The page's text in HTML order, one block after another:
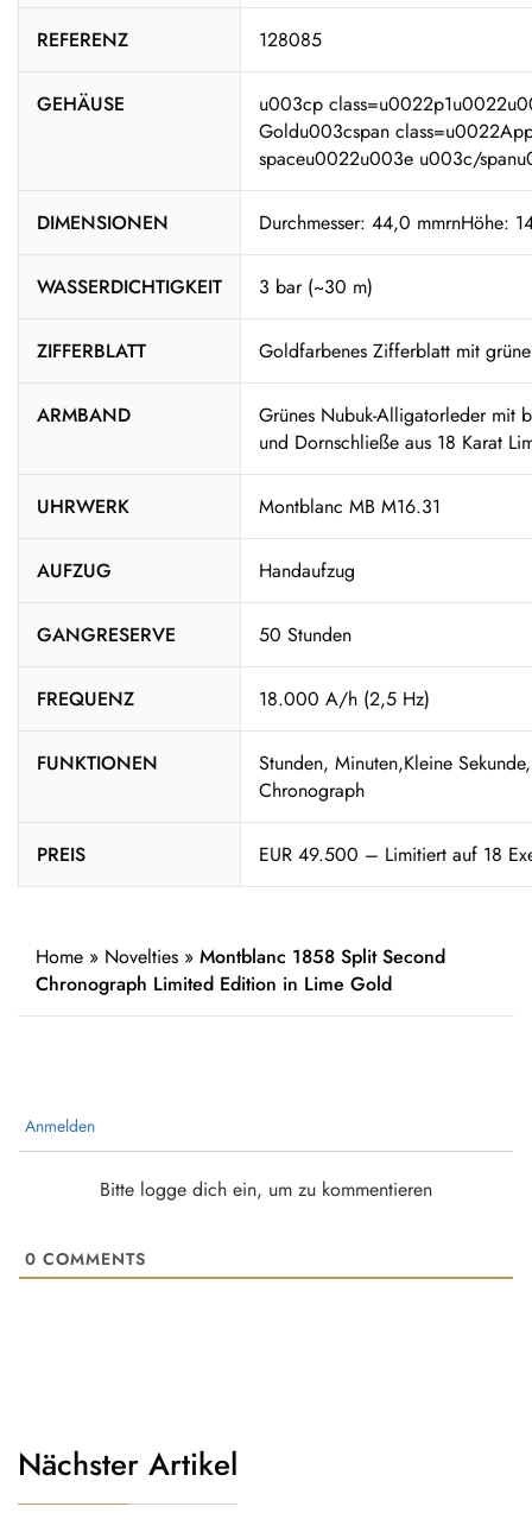
REFERENZ 128085
GEHÄUSE
u003cp
Goldu003cspan
spaceu0022u003e u003c/
DIMENSIONEN Durchmesser: 44,0 mmrnHöhe:
WASSERDICHTIGKEIT 3 bar (~30 m)
ZIFFERBLATT Goldfarbenes Zifferblatt mit
ARMBAND
Grünes Nubuk-Alligatorleder mit
und Dornschließe aus 18 Karat
UHRWERK Montblanc MB M16.31
AUFZUG Handaufzug
GANGRESERVE 50 Stunden
FREQUENZ 18.000 A/h (2,5 Hz)
FUNKTIONEN
Stunden, Minuten,Kleine
Chronograph
PREIS EUR 49.500 – Limitiert auf 18
Home » Novelties » Montblanc 1858 Split Second
Chronograph Limited Edition in Lime Gold
Anmelden
Bitte logge dich ein, um zu kommentieren
0 COMMENTS
Nächster Artikel